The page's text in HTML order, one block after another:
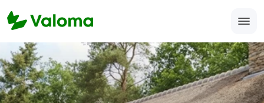
Home
Veelgestelde vragen